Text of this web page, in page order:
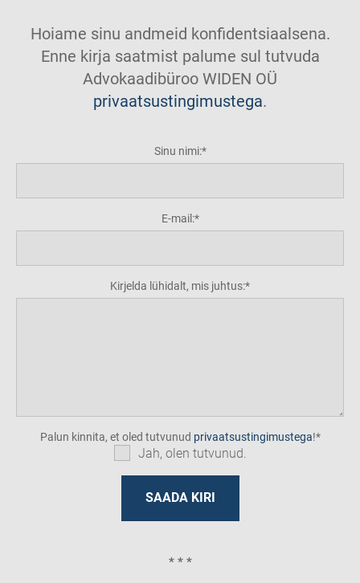
Hoiame sinu andmeid konfidentsiaalsena.
Enne kirja saatmist palume sul tutvuda
Advokaadibüroo WIDEN OÜ
privaatsustingimustega.
Sinu nimi:
E-mail:
Kirjelda lühidalt, mis juhtus:
Palun kinnita, et oled tutvunud privaatsustingimustega!
Jah, olen tutvunud.
* * *